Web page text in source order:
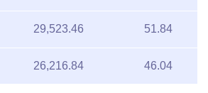
29,523.46 51.84
26,216.84 46.04